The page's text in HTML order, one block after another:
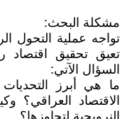
مشكلة البحث:
تواجه عملية التحول
تعيق تحقيق
السؤال الآتي:
ما هي أبرز
الاقتصاد العراقي؟